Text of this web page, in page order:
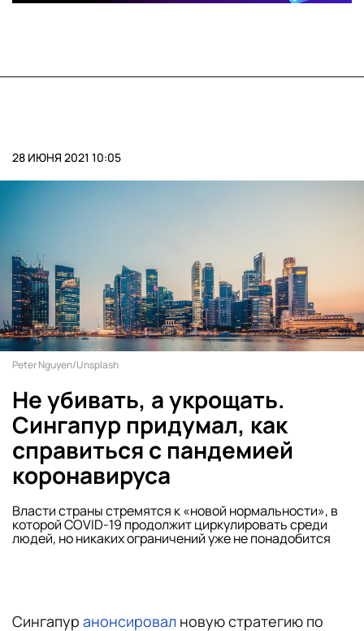
28 ИЮНЯ 2021 10:05
Peter Nguyen/Unsplash
Не убивать, а укрощать.
Сингапур придумал, как
справиться с пандемией
коронавируса
Власти страны стремятся к «новой нормальности», в
которой COVID-19 продолжит циркулировать среди
людей, но никаких ограничений уже не понадобится
Сингапур анонсировал новую стратегию по